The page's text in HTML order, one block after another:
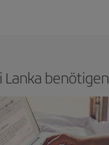
Lanka benötigen